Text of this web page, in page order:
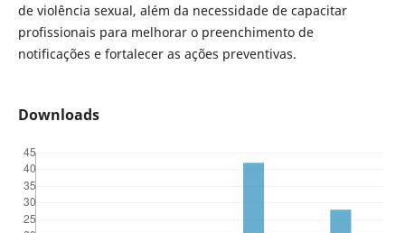
de violência sexual, além da necessidade de capacitar
profissionais para melhorar o preenchimento de
notificações e fortalecer as ações preventivas.
Downloads